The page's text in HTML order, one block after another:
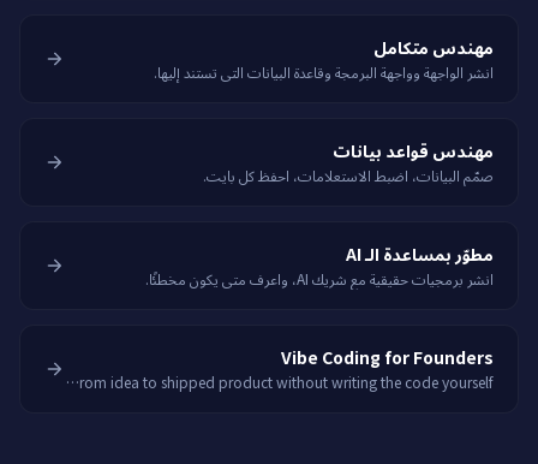
مهندس متكامل
انشر الواجهة وواجهة البرمجة وقاعدة البيانات التي تستند إليها.
مهندس قواعد بيانات
صمّم البيانات، اضبط الاستعلامات، احفظ كل بايت.
مطوّر بمساعدة الـ AI
انشر برمجيات حقيقية مع شريك AI، واعرف متى يكون مخطئًا.
Vibe Coding for Founders
Go from idea to shipped product without writing the code yourself.